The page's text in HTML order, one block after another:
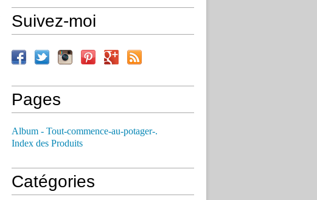
Suivez-moi
Pages
Album - Tout-commence-au-potager-.
Index des Produits
Catégories